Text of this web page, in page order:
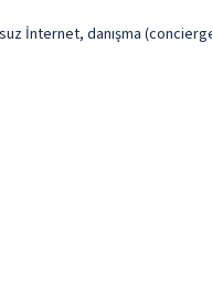
İnternet, danışma